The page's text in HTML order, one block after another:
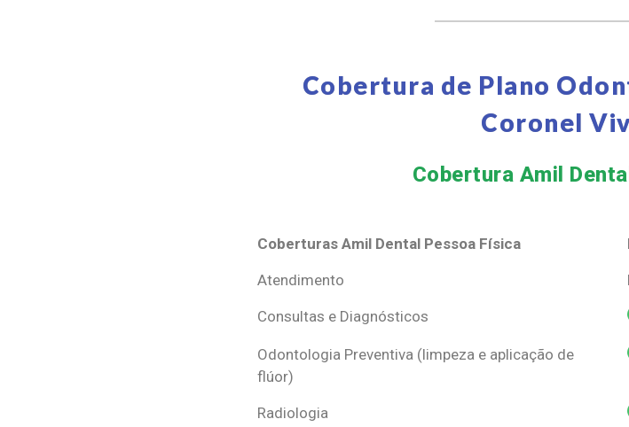
Cobertura de Plano
Coronel
Cobertura Amil
Coberturas Amil Dental Pessoa Física
Coberturas Amil Dental Pessoa Física
Atendimento
Consultas e Diagnósticos
Odontologia Preventiva (limpeza e aplicação de
flúor)
Radiologia